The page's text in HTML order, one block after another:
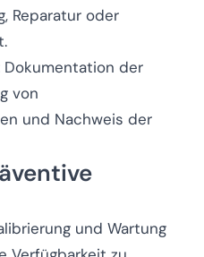
Reparatur oder
Dokumentation der
von
und Nachweis der
und Wartung